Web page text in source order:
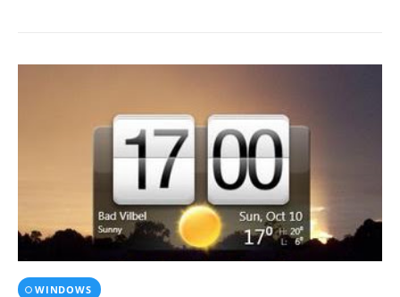
WINDOWS